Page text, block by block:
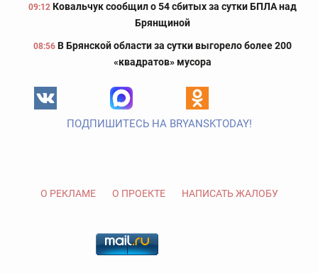
09:12 Ковальчук сообщил о 54 сбитых за сутки БПЛА над
Брянщиной
08:56 В Брянской области за сутки выгорело более 200
«квадратов» мусора
ПОДПИШИТЕСЬ НА BRYANSKTODAY!
О РЕКЛАМЕ О ПРОЕКТЕ НАПИСАТЬ ЖАЛОБУ